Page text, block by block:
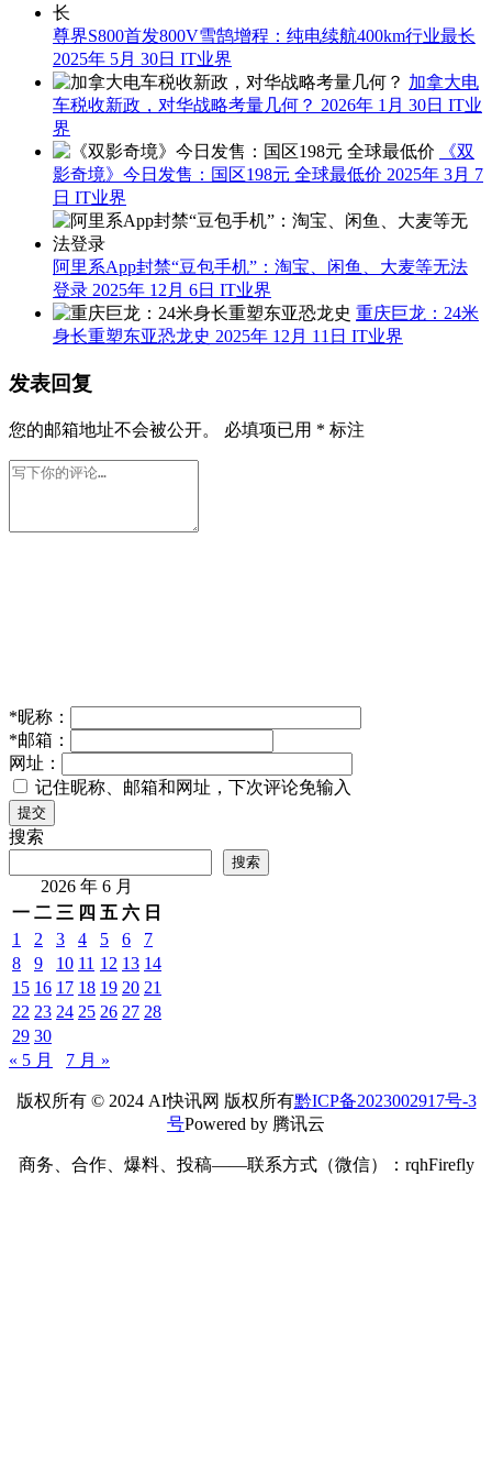
尊界S800首发800V雪鹄增程：纯电续航400km行业最长
2025年 5月 30日 IT业界
加拿大电
车税收新政，对华战略考量几何？ 2026年 1月 30日 IT业
界
《双
影奇境》今日发售：国区198元 全球最低价 2025年 3月 7
日 IT业界
阿里系App封禁“豆包手机”：淘宝、闲鱼、大麦等无法
登录 2025年 12月 6日 IT业界
重庆巨龙：24米
身长重塑东亚恐龙史 2025年 12月 11日 IT业界
发表回复
您的邮箱地址不会被公开。 必填项已用 * 标注
*昵称：
*邮箱：
网址：
记住昵称、邮箱和网址，下次评论免输入
提交
搜索
搜索
2026 年 6 月
一 二 三 四 五 六 日
1
2 3 4 5 6
7
8
9 10 11 12 13 14
15 16 17 18 19 20 21
22 23 24 25 26 27 28
29 30
« 5 月
7 月 »
版权所有 © 2024 AI快讯网 版权所有黔ICP备2023002917号-3
号Powered by 腾讯云
商务、合作、爆料、投稿——联系方式（微信）：rqhFirefly